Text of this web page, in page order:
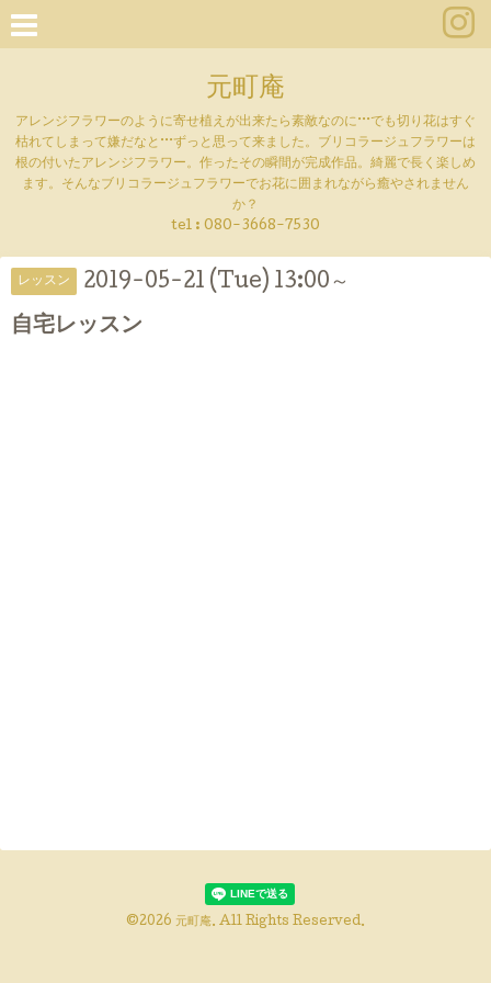
元町庵
アレンジフラワーのように寄せ植えが出来たら素敵なのに···でも切り花はすぐ
枯れてしまって嫌だなと···ずっと思って来ました。ブリコラージュフラワーは
根の付いたアレンジフラワー。作ったその瞬間が完成作品。綺麗で長く楽しめ
ます。そんなブリコラージュフラワーでお花に囲まれながら癒やされません
か？
tel : 080-3668-7530
レッスン 2019-05-21 (Tue) 13:00～
自宅レッスン
©2026 元町庵. All Rights Reserved.